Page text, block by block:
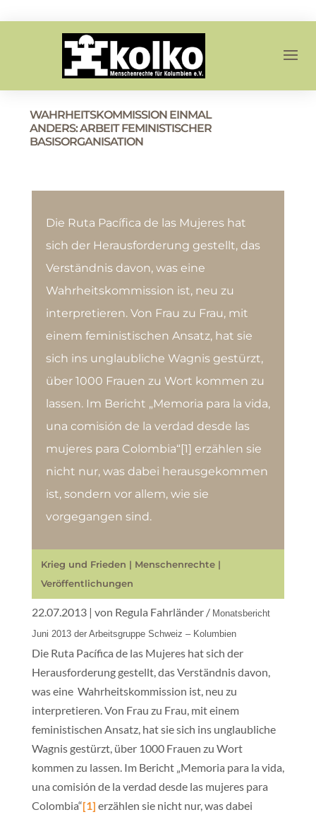
WAHRHEITSKOMMISSION EINMAL
ANDERS: ARBEIT FEMINISTISCHER
BASISORGANISATION
Die Ruta Pacífica de las Mujeres hat
sich der Herausforderung gestellt, das
Verständnis davon, was eine
Wahrheitskommission ist, neu zu
interpretieren. Von Frau zu Frau, mit
einem feministischen Ansatz, hat sie
sich ins unglaubliche Wagnis gestürzt,
über 1000 Frauen zu Wort kommen zu
lassen. Im Bericht „Memoria para la vida,
una comisión de la verdad desde las
mujeres para Colombia“[1] erzählen sie
nicht nur, was dabei herausgekommen
ist, sondern vor allem, wie sie
vorgegangen sind.
Krieg und Frieden | Menschenrechte|
Veröffentlichungen
22.07.2013 | von Regula Fahrländer / Monatsbericht
Juni 2013 der Arbeitsgruppe Schweiz – Kolumbien
Die Ruta Pacífica de las Mujeres hat sich der
Herausforderung gestellt, das Verständnis davon,
was eine Wahrheitskommission ist, neu zu
interpretieren. Von Frau zu Frau, mit einem
feministischen Ansatz, hat sie sich ins unglaubliche
Wagnis gestürzt, über 1000 Frauen zu Wort
kommen zu lassen. Im Bericht „Memoria para la vida,
una comisión de la verdad desde las mujeres para
Colombia“[1] erzählen sie nicht nur, was dabei